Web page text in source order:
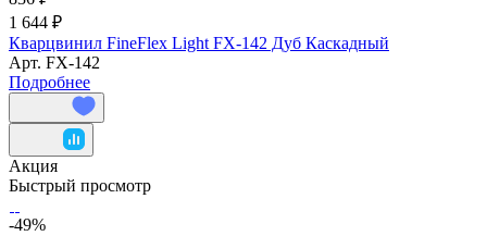
1 644 ₽
Кварцвинил FineFlex Light FX-142 Дуб Каскадный
Арт. FX-142
Подробнее
Акция
Быстрый просмотр
-49%